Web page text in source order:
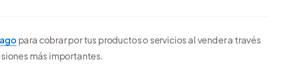
para cobrar por tus productos o servicios al vender a través
más importantes.